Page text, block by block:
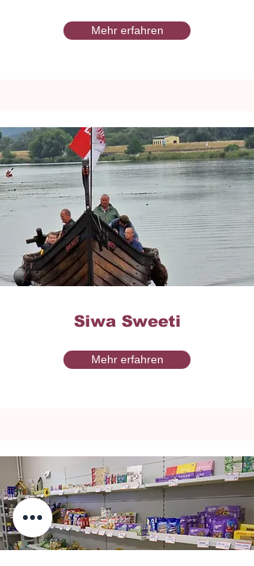
Mehr erfahren
Siwa Sweeti
Mehr erfahren